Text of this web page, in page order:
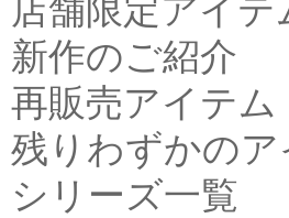
店舗限定アイテ
新作のご紹介
再販売アイテム
残りわずかのア
シリーズ一覧